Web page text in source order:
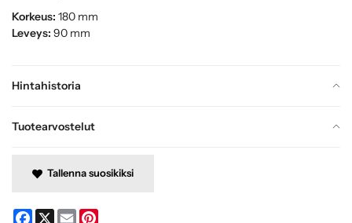
Hintahistoria
Tuotearvostelut
Korkeus: 180 mm
Leveys: 90 mm
Tallenna suosikiksi
Facebook
X Email